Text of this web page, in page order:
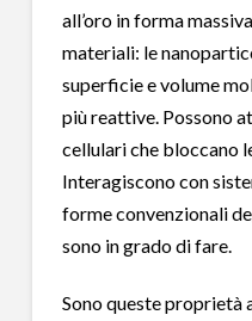
all’oro in forma
materiali: le
superficie e volume
più reattive. Possono
cellulari che bloccano
Interagiscono con
forme convenzionali
sono in grado di fare.
Sono queste proprietà